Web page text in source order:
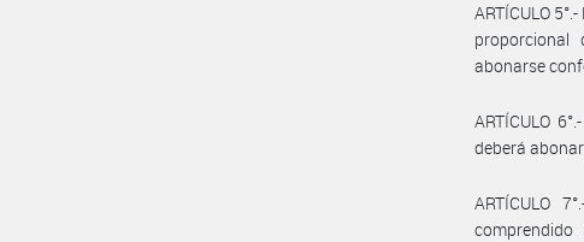
ARTÍCULO
proporcional
abonarse
ARTÍCULO
deberá
ARTÍCULO